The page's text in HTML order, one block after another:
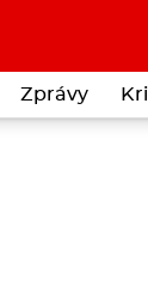
Zprávy